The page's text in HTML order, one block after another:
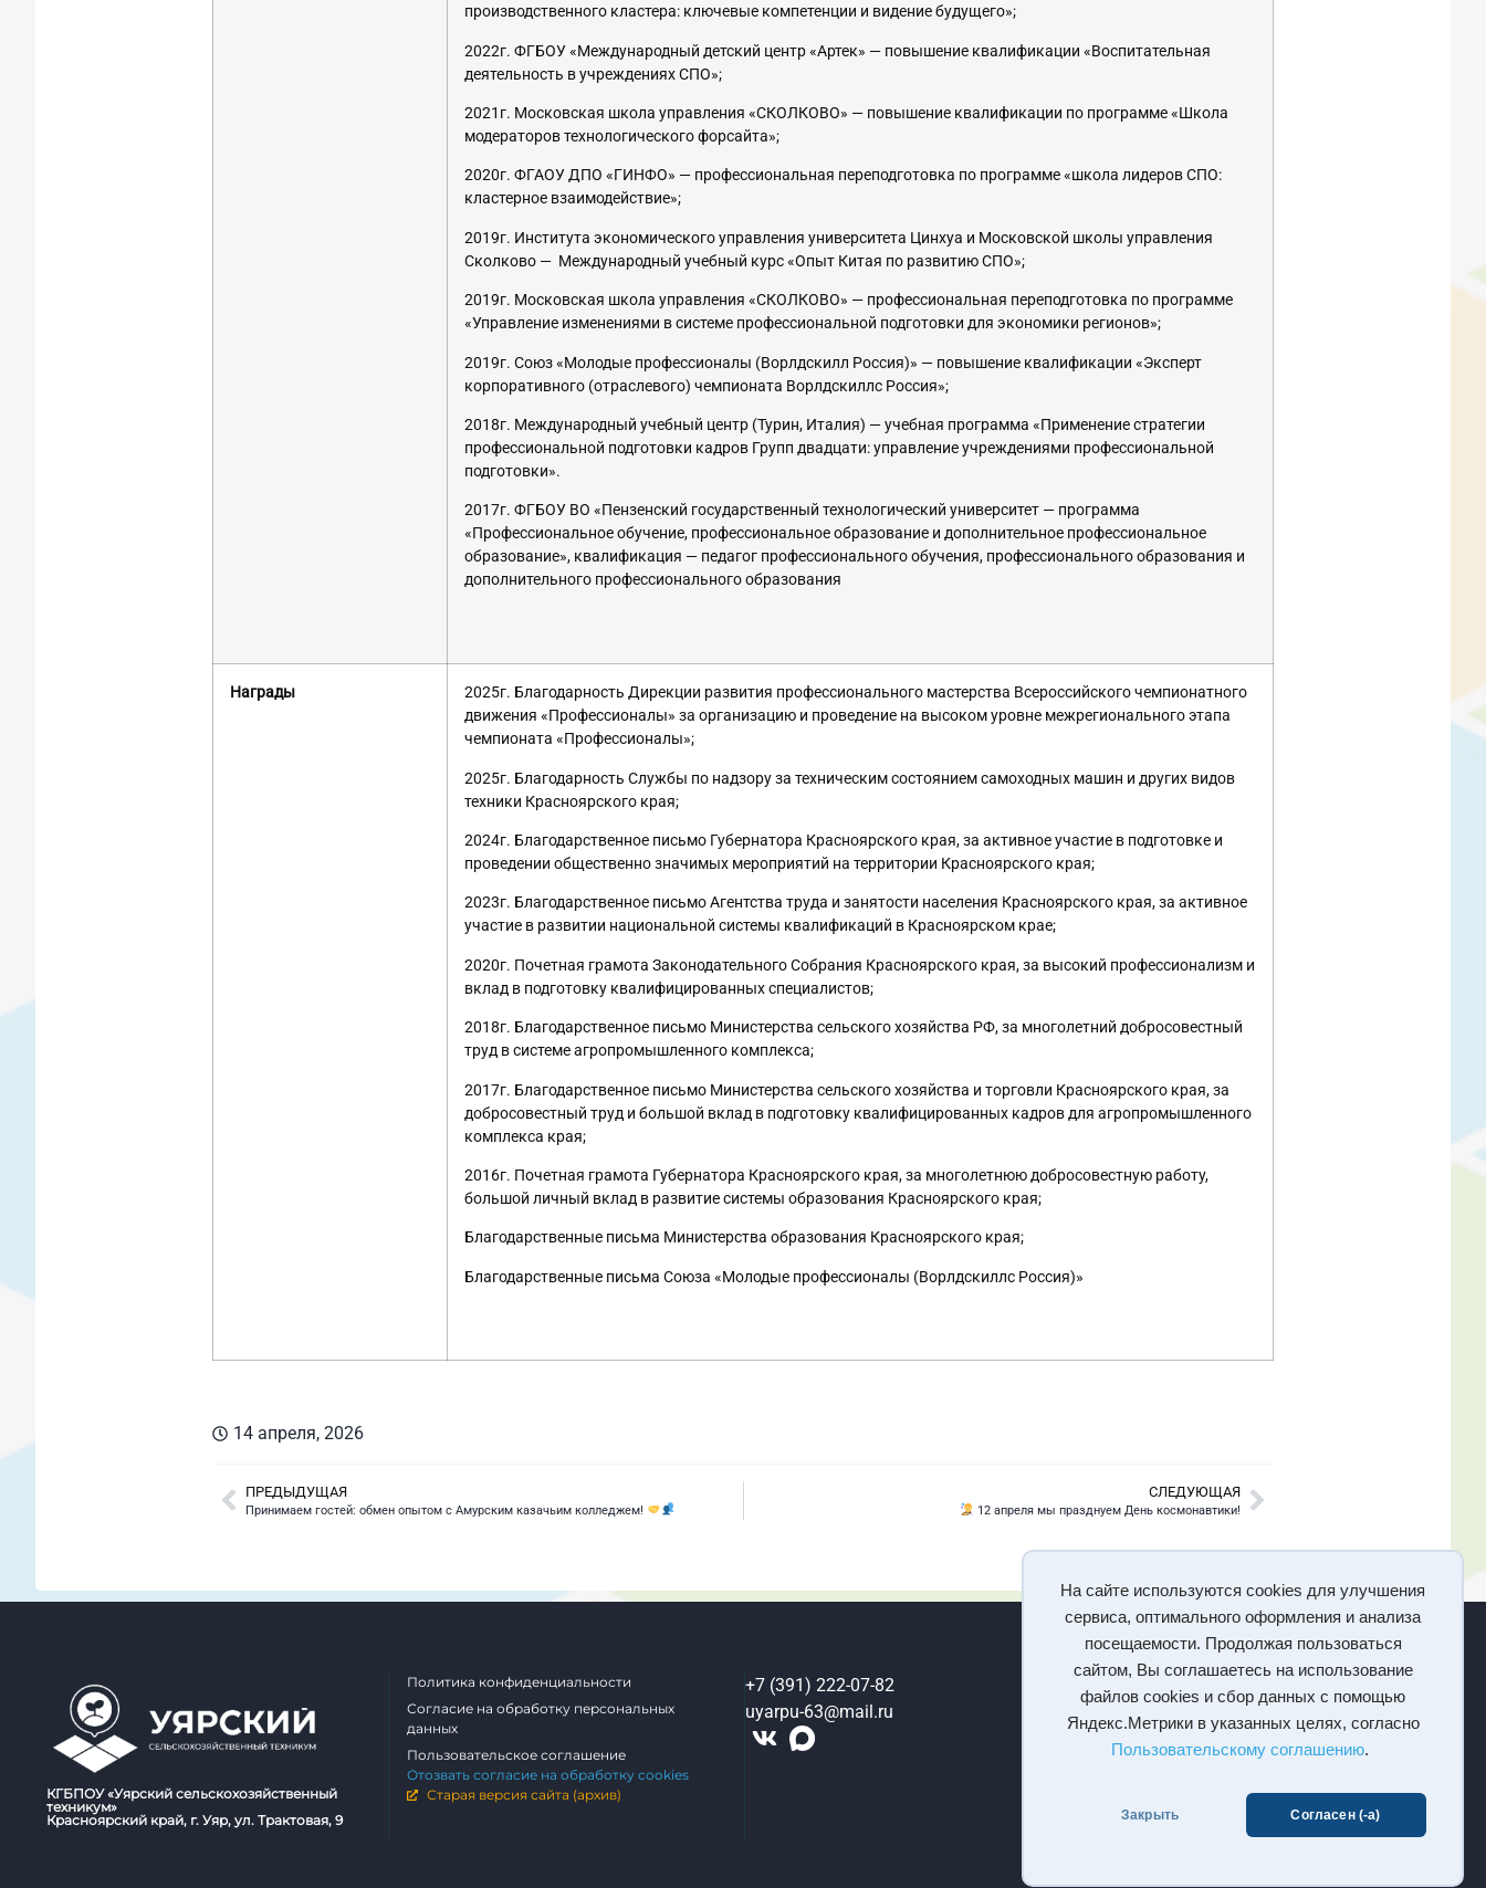
На сайте используются cookies для улучшения
сервиса, оптимального оформления и анализа
посещаемости. Продолжая пользоваться
сайтом, Вы соглашаетесь на использование
файлов cookies и сбор данных с помощью
Яндекс.Метрики в указанных целях, согласно
Пользовательскому соглашению.
Закрыть Согласен (-а)
производственного кластера: ключевые компетенции и видение будущего»;
2022г. ФГБОУ «Международный детский центр «Артек» — повышение квалификации «Воспитательная
деятельность в учреждениях СПО»;
2021г. Московская школа управления «СКОЛКОВО» — повышение квалификации по программе «Школа
модераторов технологического форсайта»;
2020г. ФГАОУ ДПО «ГИНФО» — профессиональная переподготовка по программе «школа лидеров СПО:
кластерное взаимодействие»;
2019г. Института экономического управления университета Цинхуа и Московской школы управления
Сколково — Международный учебный курс «Опыт Китая по развитию СПО»;
2019г. Московская школа управления «СКОЛКОВО» — профессиональная переподготовка по программе
«Управление изменениями в системе профессиональной подготовки для экономики регионов»;
2019г. Союз «Молодые профессионалы (Ворлдскилл Россия)» — повышение квалификации «Эксперт
корпоративного (отраслевого) чемпионата Ворлдскиллс Россия»;
2018г. Международный учебный центр (Турин, Италия) — учебная программа «Применение стратегии
профессиональной подготовки кадров Групп двадцати: управление учреждениями профессиональной
подготовки».
2017г. ФГБОУ ВО «Пензенский государственный технологический университет — программа
«Профессиональное обучение, профессиональное образование и дополнительное профессиональное
образование», квалификация — педагог профессионального обучения, профессионального образования и
дополнительного профессионального образования
Награды
2025г. Благодарность Дирекции развития профессионального мастерства Всероссийского чемпионатного
движения «Профессионалы» за организацию и проведение на высоком уровне межрегионального этапа
чемпионата «Профессионалы»;
2025г. Благодарность Службы по надзору за техническим состоянием самоходных машин и других видов
техники Красноярского края;
2024г. Благодарственное письмо Губернатора Красноярского края, за активное участие в подготовке и
проведении общественно значимых мероприятий на территории Красноярского края;
2023г. Благодарственное письмо Агентства труда и занятости населения Красноярского края, за активное
участие в развитии национальной системы квалификаций в Красноярском крае;
2020г. Почетная грамота Законодательного Собрания Красноярского края, за высокий профессионализм и
вклад в подготовку квалифицированных специалистов;
2018г. Благодарственное письмо Министерства сельского хозяйства РФ, за многолетний добросовестный
труд в системе агропромышленного комплекса;
2017г. Благодарственное письмо Министерства сельского хозяйства и торговли Красноярского края, за
добросовестный труд и большой вклад в подготовку квалифицированных кадров для агропромышленного
комплекса края;
2016г. Почетная грамота Губернатора Красноярского края, за многолетнюю добросовестную работу,
большой личный вклад в развитие системы образования Красноярского края;
Благодарственные письма Министерства образования Красноярского края;
Благодарственные письма Союза «Молодые профессионалы (Ворлдскиллс Россия)»
14 апреля, 2026
ПРЕДЫДУЩАЯ
Принимаем гостей: обмен опытом с Амурским казачьим колледжем!
СЛЕДУЮЩАЯ
12 апреля мы празднуем День космонавтики!
КГБПОУ «Уярский сельскохозяйственный
техникум»
Красноярский край, г. Уяр, ул. Трактовая, 9
Политика конфиденциальности
Согласие на обработку персональных
данных
Пользовательское соглашение
Отозвать согласие на обработку cookies
Старая версия сайта (архив)
+7 (391) 222-07-82
uyarpu-63@mail.ru